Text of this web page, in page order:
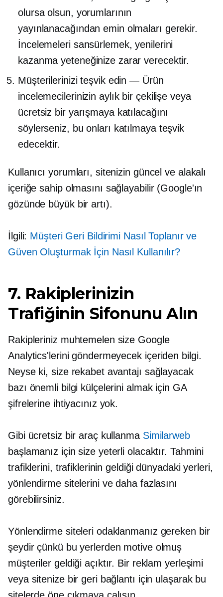
olursa olsun, yorumlarının
yayınlanacağından emin olmaları gerekir.
İncelemeleri sansürlemek, yenilerini
kazanma yeteneğinize zarar verecektir.
Müşterilerinizi teşvik edin — Ürün
incelemecilerinizin aylık bir çekilişe veya
ücretsiz bir yarışmaya katılacağını
söylerseniz, bu onları katılmaya teşvik
edecektir.
Kullanıcı yorumları, sitenizin güncel ve alakalı
içeriğe sahip olmasını sağlayabilir (Google'ın
gözünde büyük bir artı).
İlgili: Müşteri Geri Bildirimi Nasıl Toplanır ve
Güven Oluşturmak İçin Nasıl Kullanılır?
7. Rakiplerinizin
Trafiğinin Sifonunu Alın
Rakipleriniz muhtemelen size Google
Analytics'lerini göndermeyecek içeriden bilgi.
Neyse ki, size rekabet avantajı sağlayacak
bazı önemli bilgi külçelerini almak için GA
şifrelerine ihtiyacınız yok.
Gibi ücretsiz bir araç kullanma Similarweb
başlamanız için size yeterli olacaktır. Tahmini
trafiklerini, trafiklerinin geldiği dünyadaki yerleri,
yönlendirme sitelerini ve daha fazlasını
görebilirsiniz.
Yönlendirme siteleri odaklanmanız gereken bir
şeydir çünkü bu yerlerden motive olmuş
müşteriler geldiği açıktır. Bir reklam yerleşimi
veya sitenize bir geri bağlantı için ulaşarak bu